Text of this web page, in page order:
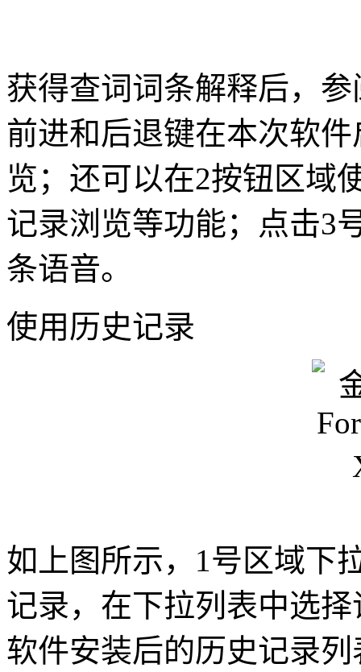
获得查词词条解释后，
前进和后退键在本次软
览；还可以在2按钮区域
记录浏览等功能；点击3
条语音。
使用历史记录
如上图所示，1号区域下
记录，在下拉列表中选
软件安装后的历史记录